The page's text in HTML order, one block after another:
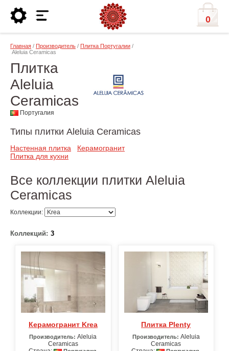
0
Главная / Производитель / Плитка Португалии /
Aleluia Ceramicas
Плитка
Aleluia
Ceramicas
Португалия
Типы плитки Aleluia Ceramicas
Настенная плитка
Керамогранит
Плитка для кухни
Все коллекции плитки Aleluia
Ceramicas
Коллекции:
Коллекций: 3
Керамогранит Krea
Производитель: Aleluia
Ceramicas
Плитка Plenty
Производитель: Aleluia
Ceramicas